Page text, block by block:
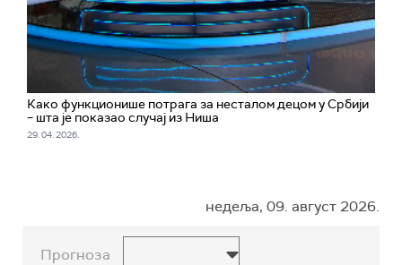
Како функционише потрага за несталом децом у Србији
– шта је показао случај из Ниша
29. 04. 2026.
недеља, 09. август 2026.
Прогноза